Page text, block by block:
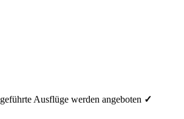
geführte Ausflüge werden angeboten ✓